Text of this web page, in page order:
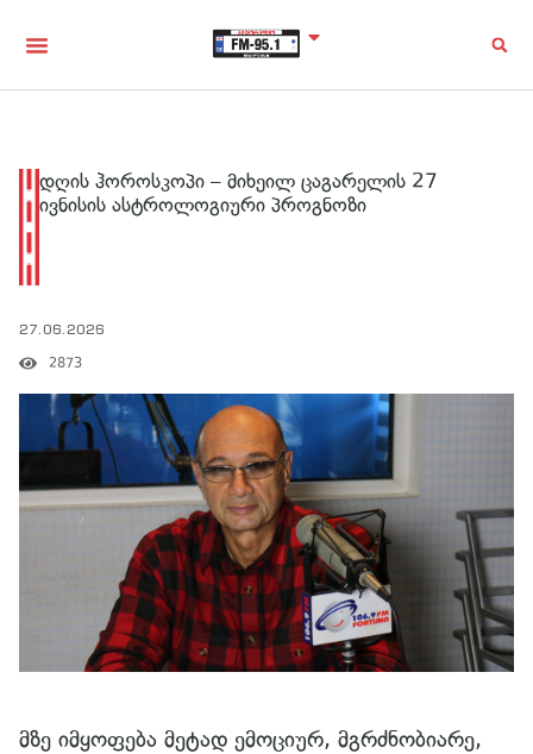
დღის ჰოროსკოპი – მიხეილ ცაგარელის 27
ივნისის ასტროლოგიური პროგნოზი
27.06.2026
2873
მზე იმყოფება მეტად ემოციურ, მგრძნობიარე,